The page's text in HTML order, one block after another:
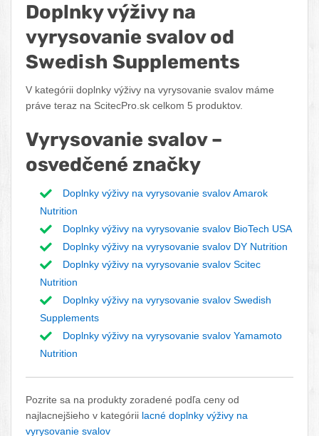
Doplnky výživy na
vyrysovanie svalov od
Swedish Supplements
V kategórii doplnky výživy na vyrysovanie svalov máme
práve teraz na ScitecPro.sk celkom 5 produktov.
Vyrysovanie svalov –
osvedčené značky
Doplnky výživy na vyrysovanie svalov Amarok
Nutrition
Doplnky výživy na vyrysovanie svalov BioTech USA
Doplnky výživy na vyrysovanie svalov DY Nutrition
Doplnky výživy na vyrysovanie svalov Scitec
Nutrition
Doplnky výživy na vyrysovanie svalov Swedish
Supplements
Doplnky výživy na vyrysovanie svalov Yamamoto
Nutrition
Pozrite sa na produkty zoradené podľa ceny od
najlacnejšieho v kategórii lacné doplnky výživy na
vyrysovanie svalov